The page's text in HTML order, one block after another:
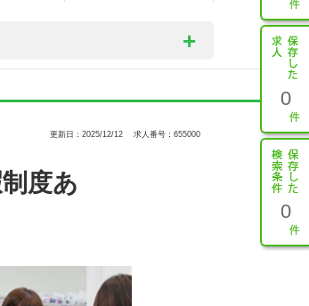
0
0
更新日：2025/12/12 求人番号：655000
度あ